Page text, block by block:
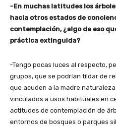
-En muchas latitudes los
hacia otros estados de
contemplación, ¿algo de eso
práctica extinguida?
-Tengo pocas luces al respecto,
grupos, que se podrían tildar de
que acuden a la madre
vinculados a usos habituales en
actitudes de contemplación de
entornos de bosques o parques